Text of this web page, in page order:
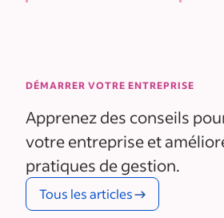
DÉMARRER VOTRE ENTREPRISE
Apprenez des conseils
votre entreprise et
pratiques de gestion.
Tous les articles